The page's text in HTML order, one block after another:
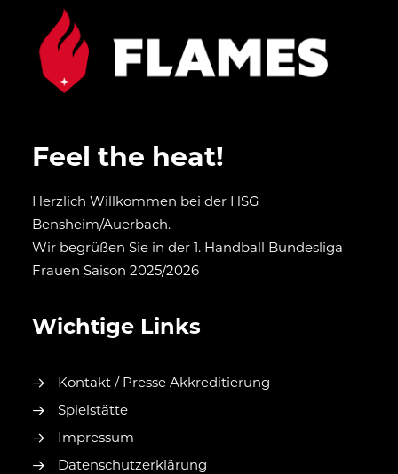
Feel the heat!
Herzlich Willkommen bei der HSG
Bensheim/Auerbach.
Wir begrüßen Sie in der 1. Handball Bundesliga
Frauen Saison 2025/2026
Wichtige Links
Kontakt / Presse Akkreditierung
Spielstätte
Impressum
Datenschutzerklärung